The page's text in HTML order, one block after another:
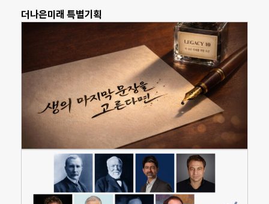
더나은미래 특별기획